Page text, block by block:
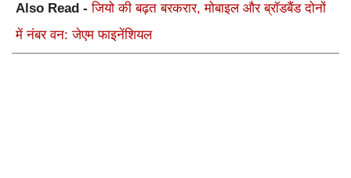
Also Read -जियो की बढ़त बरकरार, मोबाइल और ब्रॉडबैंड दोनों
में नंबर वन: जेएम फाइनेंशियल